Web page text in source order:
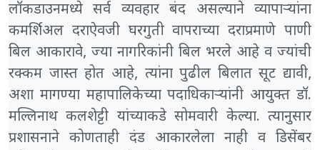
लॉकडाउनमध्ये सर्व व्यवहार बंद असल्याने व्यापाऱ्यांना
कमर्शिअल दराऐवजी घरगुती वापराच्या दराप्रमाणे पाणी
बिल आकारावे, ज्या नागरिकांनी बिल भरले आहे व ज्यांची
रक्कम जास्त होत आहे, त्यांना पुढील बिलात सूट द्यावी,
अशा मागण्या महापालिकेच्या पदाधिकाऱ्यांनी आयुक्त डॉ.
मल्लिनाथ कलशेट्टी यांच्याकडे सोमवारी केल्या. त्यानुसार
प्रशासनाने कोणताही दंड आकारलेला नाही व डिसेंबर